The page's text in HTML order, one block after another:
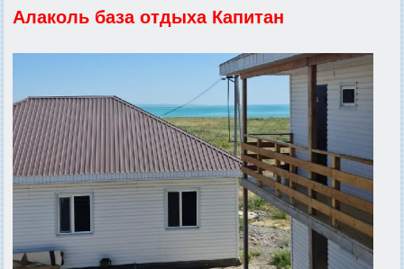
Алаколь база отдыха Капитан